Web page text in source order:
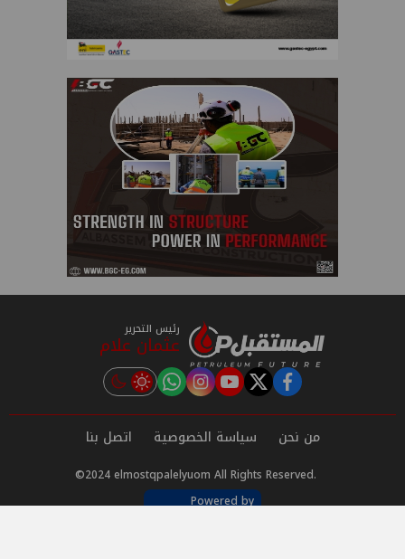
رئيس التحرير
عثمان علام
facebook
twitter
youtube
instagram
tiktok
من نحن سياسة الخصوصية اتصل بنا
©2024 elmostqpalelyuom All Rights Reserved.
Powered by